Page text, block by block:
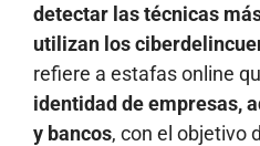
detectar las técnicas
utilizan los
refiere a estafas online
identidad de empresas,
y bancos, con el objetivo